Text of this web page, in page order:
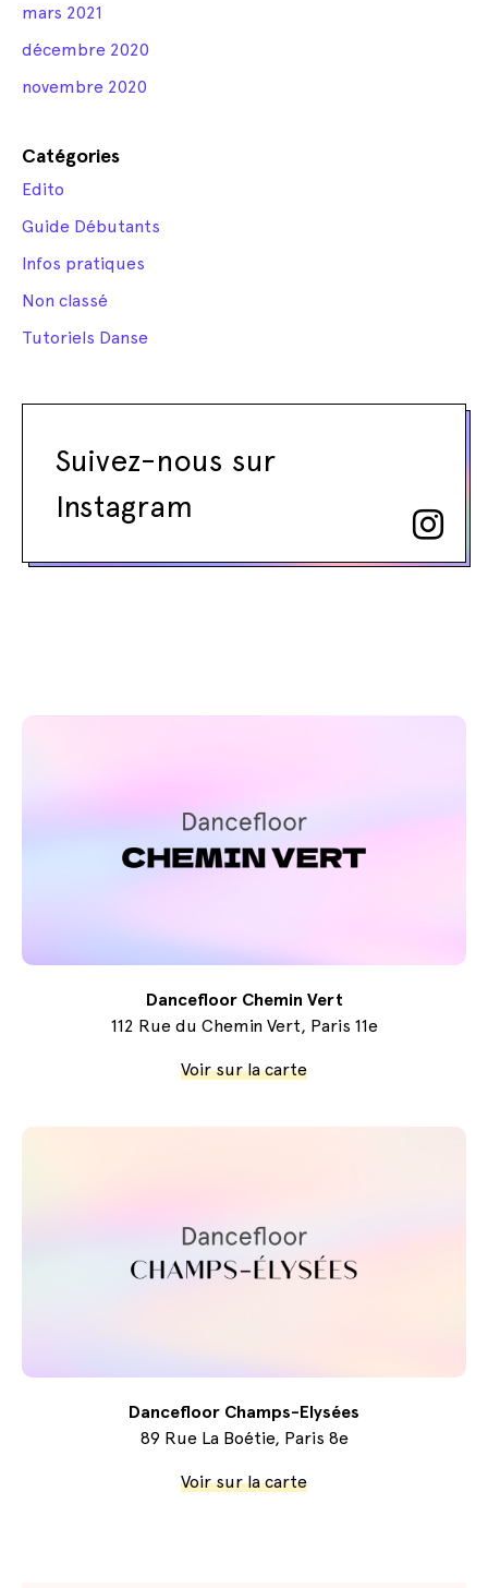
mars 2021
décembre 2020
novembre 2020
Catégories
Edito
Guide Débutants
Infos pratiques
Non classé
Tutoriels Danse
Suivez-nous sur
Instagram
Dancefloor Chemin Vert
112 Rue du Chemin Vert, Paris 11e
Voir sur la carte
Dancefloor Champs-Elysées
89 Rue La Boétie, Paris 8e
Voir sur la carte